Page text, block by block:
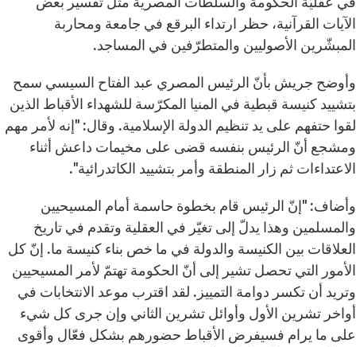
الآيات القرآنية، حظر ارتداء البرقع في جامعة ومحاربة
المبشّرين الأصوليين والمتطرّفين في المساجد.
وأوضح جريش بأنّ الرئيس المصري عبد الفتاح السيسي سمح
بتشييد كنيسة قبطية في المنيا المكرّسة للشهداء الأقباط الذين
لقوا حتفهم على يد تنظيم الدولة الإسلامية. وقال: "إنه لأمر مهم
ومشجع أنّ الرئيس بنفسه قضى على مخيمات داعش أثناء
الاعتداءات ثم زار المنطقة وأمر بتشييد الكاتدرائية".
وأضاف: "إنّ الرئيس قام بخطوة حاسمة أمام المسيحيين
والمسلمين وهذا يدلّ إلى تغيّر في العقلية وتقدم في تاريخ
العلاقات بين الكنيسة والدولة في ما خص بناء كنيسة ما. إنّ كل
الأمور التي تحصل تشير إلى أنّ الحكومة تهتمّ لأمر المسيحيين
وتريد أن تكسر دوامة التمييز. لقد اقترب موعد الانتخابات في
أواخر تشرين الأول وأوائل تشرين الثاني وإن جرى كل شيء
على ما يرام فسيفرض الأقباط حضورهم بشكل فعّال وأقوى